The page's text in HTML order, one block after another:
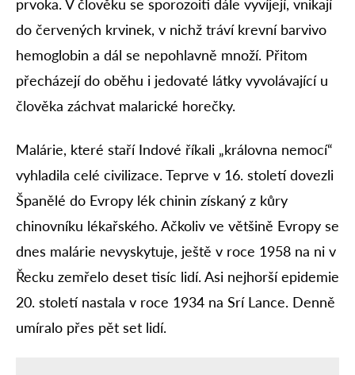
prvoka. V člověku se sporozoiti dále vyvíjejí, vnikají
do červených krvinek, v nichž tráví krevní barvivo
hemoglobin a dál se nepohlavně množí. Přitom
přecházejí do oběhu i jedovaté látky vyvolávající u
člověka záchvat malarické horečky.
Malárie, které staří Indové říkali „královna nemocí“
vyhladila celé civilizace. Teprve v 16. století dovezli
Španělé do Evropy lék chinin získaný z kůry
chinovníku lékařského. Ačkoliv ve většině Evropy se
dnes malárie nevyskytuje, ještě v roce 1958 na ni v
Řecku zemřelo deset tisíc lidí. Asi nejhorší epidemie
20. století nastala v roce 1934 na Srí Lance. Denně
umíralo přes pět set lidí.